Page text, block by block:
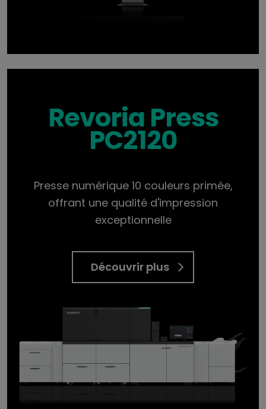
Revoria Press
PC2120
Presse numérique 10 couleurs primée,
offrant une qualité d'impression
exceptionnelle
Découvrir plus